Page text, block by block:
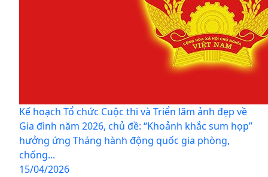
Kế hoạch Tổ chức Cuộc thi và Triển lãm ảnh đẹp về
Gia đình năm 2026, chủ đề: “Khoảnh khắc sum họp”
hưởng ứng Tháng hành động quốc gia phòng,
chống...
15/04/2026